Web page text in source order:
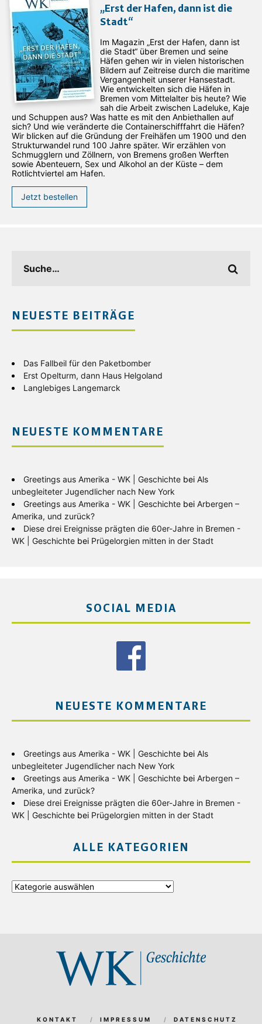
„Erst der Hafen, dann ist die
Stadt“
Im Magazin „Erst der Hafen, dann ist
die Stadt“ über Bremen und seine
Häfen gehen wir in vielen historischen
Bildern auf Zeitreise durch die maritime
Vergangenheit unserer Hansestadt.
Wie entwickelten sich die Häfen in
Bremen vom Mittelalter bis heute? Wie
sah die Arbeit zwischen Ladeluke, Kaje
und Schuppen aus? Was hatte es mit den Anbiethallen auf
sich? Und wie veränderte die Containerschifffahrt die Häfen?
Wir blicken auf die Gründung der Freihäfen um 1900 und den
Strukturwandel rund 100 Jahre später. Wir erzählen von
Schmugglern und Zöllnern, von Bremens großen Werften
sowie Abenteuern, Sex und Alkohol an der Küste – dem
Rotlichtviertel am Hafen.
Jetzt bestellen
NEUESTE BEITRÄGE
Das Fallbeil für den Paketbomber
Erst Opelturm, dann Haus Helgoland
Langlebiges Langemarck
NEUESTE KOMMENTARE
Greetings aus Amerika - WK | Geschichte bei Als
unbegleiteter Jugendlicher nach New York
Greetings aus Amerika - WK | Geschichte bei Arbergen –
Amerika, und zurück?
Diese drei Ereignisse prägten die 60er-Jahre in Bremen -
WK | Geschichte bei Prügelorgien mitten in der Stadt
SOCIAL MEDIA
NEUESTE KOMMENTARE
Greetings aus Amerika - WK | Geschichte bei Als
unbegleiteter Jugendlicher nach New York
Greetings aus Amerika - WK | Geschichte bei Arbergen –
Amerika, und zurück?
Diese drei Ereignisse prägten die 60er-Jahre in Bremen -
WK | Geschichte bei Prügelorgien mitten in der Stadt
ALLE KATEGORIEN
Alle
KONTAKT IMPRESSUM DATENSCHUTZ